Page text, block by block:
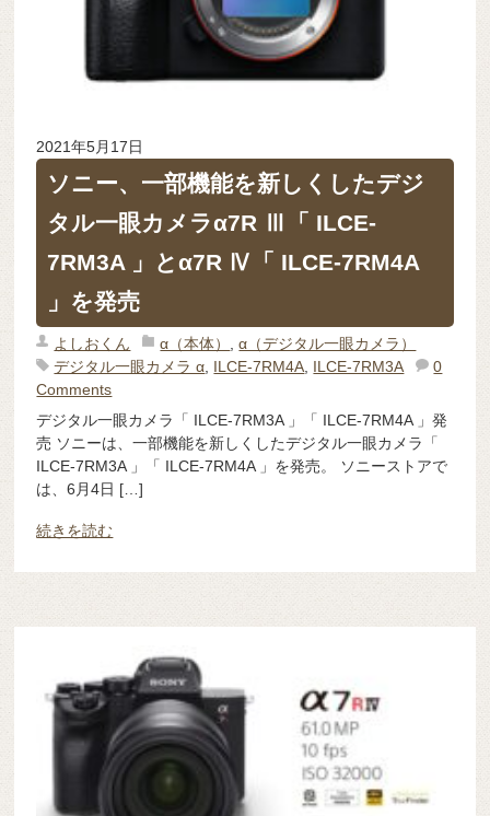
2021年5月17日
ソニー、一部機能を新しくしたデジ
タル一眼カメラα7R Ⅲ「 ILCE-
7RM3A 」とα7R Ⅳ「 ILCE-7RM4A
」を発売
よしおくん α（本体） ,α（デジタル一眼カメラ）
デジタル一眼カメラ α, ILCE-7RM4A, ILCE-7RM3A
0
Comments
デジタル一眼カメラ「 ILCE-7RM3A 」「 ILCE-7RM4A 」発
売 ソニーは、一部機能を新しくしたデジタル一眼カメラ「
ILCE-7RM3A 」「 ILCE-7RM4A 」を発売。 ソニーストアで
は、6月4日 […]
続きを読む